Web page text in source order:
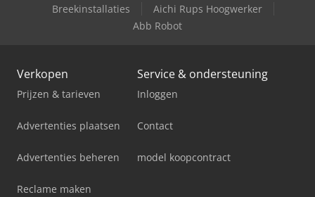
Breekinstallaties
Aichi Rups Hoogwerker
Abb Robot
Verkopen
Prijzen & tarieven
Advertenties plaatsen
Advertenties beheren
Reclame maken
Service & ondersteuning
Inloggen
Contact
model koopcontract